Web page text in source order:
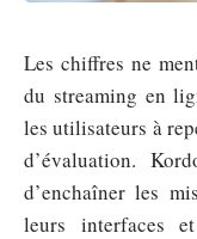
Les chiffres ne
du streaming en
les utilisateurs à
d’évaluation.
d’enchaîner les
leurs interfaces